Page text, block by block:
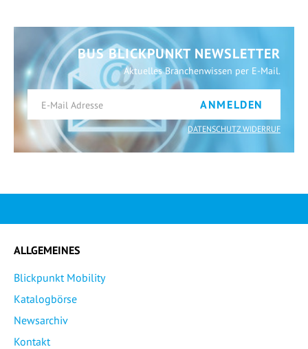
BUS BLICKPUNKT NEWSLETTER
Aktuelles Branchenwissen per E-Mail.
ANMELDEN
DATENSCHUTZ WIDERRUF
ALLGEMEINES
Blickpunkt Mobility
Katalogbörse
Newsarchiv
Kontakt